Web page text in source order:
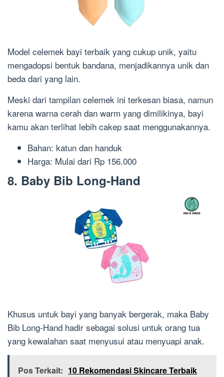
Model celemek bayi terbaik yang cukup unik, yaitu
mengadopsi bentuk bandana, menjadikannya unik dan
beda dari yang lain.
Meski dari tampilan celemek ini terkesan biasa, namun
karena warna cerah dan warm yang dimilikinya, bayi
kamu akan terlihat lebih cakep saat menggunakannya.
Bahan: katun dan handuk
Harga: Mulai dari Rp 156.000
8. Baby Bib Long-Hand
Khusus untuk bayi yang banyak bergerak, maka Baby
Bib Long-Hand hadir sebagai solusi untuk orang tua
yang kewalahan saat menyusui atau menyuapi anak.
Pos Terkait: 10 Rekomendasi Skincare Terbaik